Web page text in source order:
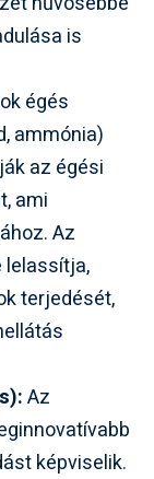
is
égés
ammónia)
az égési
ami
Az
lelassítja,
terjedését,
Az
képviselik.